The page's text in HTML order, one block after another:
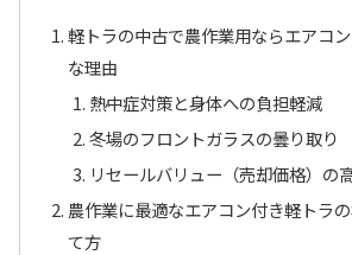
軽トラの中古で農作業用ならエアコ
な理由
熱中症対策と身体への負担軽減
冬場のフロントガラスの曇り取り
リセールバリュー（売却価格）の
農作業に最適なエアコン付き軽トラ
て方